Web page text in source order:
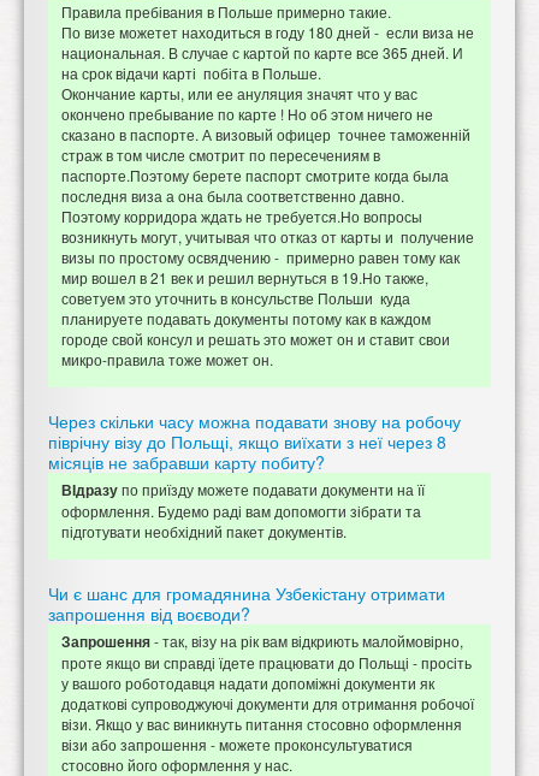
Правила пребівания в Польше примерно такие.
По визе можетет находиться в году 180 дней - если виза не
национальная. В случае с картой по карте все 365 дней. И
на срок відачи карті побіта в Польше.
Окончание карты, или ее ануляция значят что у вас
окончено пребывание по карте ! Но об этом ничего не
сказано в паспорте. А визовый офицер точнее таможенній
страж в том числе смотрит по пересечениям в
паспорте.Поэтому берете паспорт смотрите когда была
последня виза а она была соответственно давно.
Поэтому корридора ждать не требуется.Но вопросы
возникнуть могут, учитывая что отказ от карты и получение
визы по простому освядчению - примерно равен тому как
мир вошел в 21 век и решил вернуться в 19.Но также,
советуем это уточнить в консульстве Польши куда
планируете подавать документы потому как в каждом
городе свой консул и решать это может он и ставит свои
микро-правила тоже может он.
Через скільки часу можна подавати знову на робочу
піврічну візу до Польщі, якщо виїхати з неї через 8
місяців не забравши карту побиту?
ВІдразупо приїзду можете подавати документи на її
оформлення. Будемо раді вам допомогти зібрати та
підготувати необхідний пакет документів.
Чи є шанс для громадянина Узбекістану отримати
запрошення від воєводи?
Запрошення- так, візу на рік вам відкриють малоймовірно,
проте якщо ви справді їдете працювати до Польщі - просіть
у вашого роботодавця надати допоміжні документи як
додаткові супроводжуючі документи для отримання робочої
візи. Якщо у вас виникнуть питання стосовно оформлення
візи або запрошення - можете проконсультуватися
стосовно його оформлення у нас.